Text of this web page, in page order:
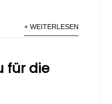
+ WEITERLESEN
für die